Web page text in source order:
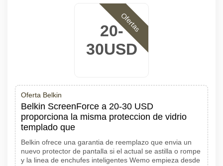
20-
30USD
Ofertas
Oferta Belkin
Belkin ScreenForce a 20-30 USD
proporciona la misma proteccion de vidrio
templado que
Belkin ofrece una garantia de reemplazo que envia un
nuevo protector de pantalla si el actual se astilla o rompe
y la linea de enchufes inteligentes Wemo empieza desde